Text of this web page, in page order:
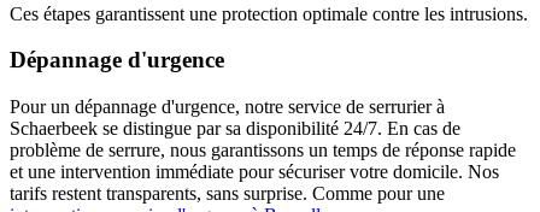
Ces étapes garantissent une protection optimale contre les intrusions.
Dépannage d'urgence
Pour un dépannage d'urgence, notre service de serrurier à
Schaerbeek se distingue par sa disponibilité 24/7. En cas de
problème de serrure, nous garantissons un temps de réponse rapide
et une intervention immédiate pour sécuriser votre domicile. Nos
tarifs restent transparents, sans surprise. Comme pour une